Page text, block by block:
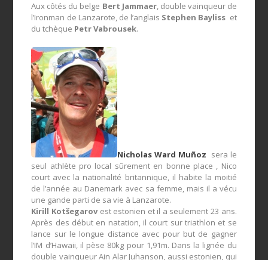
Aux côtés du belge Bert Jammaer, double vainqueur de
l’Ironman de Lanzarote, de l’anglais Stephen Bayliss et
du tchèque Petr Vabrousek.
Nicholas Ward Muñoz sera le
seul athlète pro local sûrement en bonne place , Nico
court avec la nationalité britannique, il habite la moitié
de l’année au Danemark avec sa femme, mais il a vécu
une gande parti de sa vie à Lanzarote.
Kirill Kotšegarovest estonien et il a seulement 23 ans.
Après des début en natation, il court sur triathlon et se
lance sur le longue distance avec pour but de gagner
l’IM d’Hawaii, il pèse 80kg pour 1,91m. Dans la lignée du
double vainqueur Ain Alar Juhanson, aussi estonien, qui